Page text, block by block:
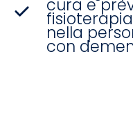
cura e
nella
con